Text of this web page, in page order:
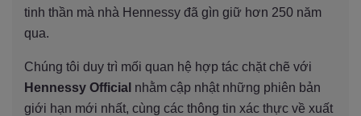
tinh thần mà nhà Hennessy đã gìn giữ hơn 250 năm
qua.
Chúng tôi duy trì mối quan hệ hợp tác chặt chẽ với
Hennessy Official nhằm cập nhật những phiên bản
giới hạn mới nhất, cùng các thông tin xác thực về xuất